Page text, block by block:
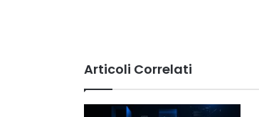
Articoli Correlati